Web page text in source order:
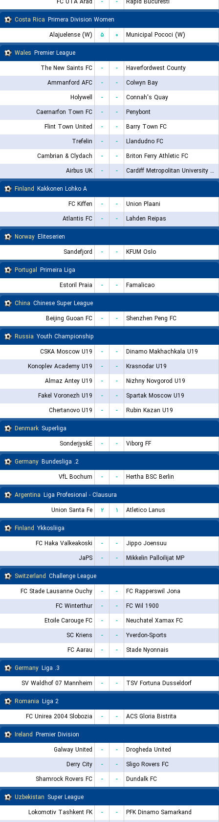
Costa Rica Primera Division Women
Alajuelense (W)
۵ ۰
Municipal Pococi (W)
Wales Premier League
The New Saints FC
- -
Haverfordwest County
Ammanford AFC
- -
Colwyn Bay
Holywell
- -
Connah's Quay
Caernarfon Town FC
- -
Penybont
Flint Town United
- -
Barry Town FC
Trefelin
- -
Llandudno FC
Cambrian & Clydach
- -
Briton Ferry Athletic FC
Airbus UK
- -
Cardiff Metropolitan University F.C.
Finland Kakkonen Lohko A
FC Kiffen
- -
Union Plaani
Atlantis FC
- -
Lahden Reipas
Norway Eliteserien
Sandefjord
- -
KFUM Oslo
Portugal Primeira Liga
Estoril Praia
- -
Famalicao
China Chinese Super League
Beijing Guoan FC
- -
Shenzhen Peng FC
Russia Youth Championship
CSKA Moscow U19
- -
Dinamo Makhachkala U19
Konoplev Academy U19
- -
Krasnodar U19
Almaz Antey U19
- -
Nizhny Novgorod U19
Fakel Voronezh U19
- -
Spartak Moscow U19
Chertanovo U19
- -
Rubin Kazan U19
Denmark Superliga
SonderjyskE
- -
Viborg FF
Germany
2. Bundesliga
VfL Bochum
- -
Hertha BSC Berlin
Argentina Liga Profesional - Clausura
Union Santa Fe
۲ ۱
Atletico Lanus
Finland Ykkosliiga
FC Haka Valkeakoski
- -
Jippo Joensuu
JaPS
- -
Mikkelin Palloilijat MP
Switzerland Challenge League
FC Stade Lausanne Ouchy
- -
FC Rapperswil Jona
FC Winterthur
- -
FC Wil 1900
Etoile Carouge FC
- -
Neuchatel Xamax FC
SC Kriens
- -
Yverdon-Sports
FC Aarau
- -
Stade Nyonnais
Germany
3. Liga
SV Waldhof 07 Mannheim
- -
TSV Fortuna Dusseldorf
Romania Liga 2
FC Unirea 2004 Slobozia
- -
ACS Gloria Bistrita
Ireland Premier Division
Galway United
- -
Drogheda United
Derry City
- -
Sligo Rovers FC
Shamrock Rovers FC
- -
Dundalk FC
Uzbekistan Super League
Lokomotiv Tashkent FK
- -
PFK Dinamo Samarkand